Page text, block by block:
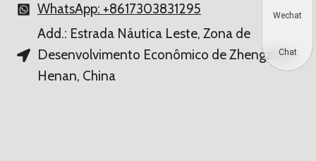
WhatsApp: +8617303831295
Add.: Estrada Náutica Leste, Zona de
Desenvolvimento Econômico de Zhengzhou,
Henan, China
Wechat
Chat